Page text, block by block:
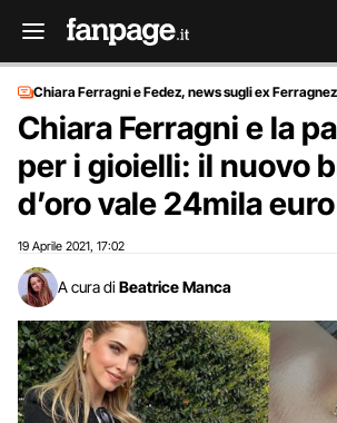
Chiara Ferragni e Fedez, news sugli ex Ferragnez
Chiara Ferragni e la
per i gioielli: il nuovo
d’oro vale 24mila euro
19 Aprile 2021 17:02
A cura di Beatrice Manca